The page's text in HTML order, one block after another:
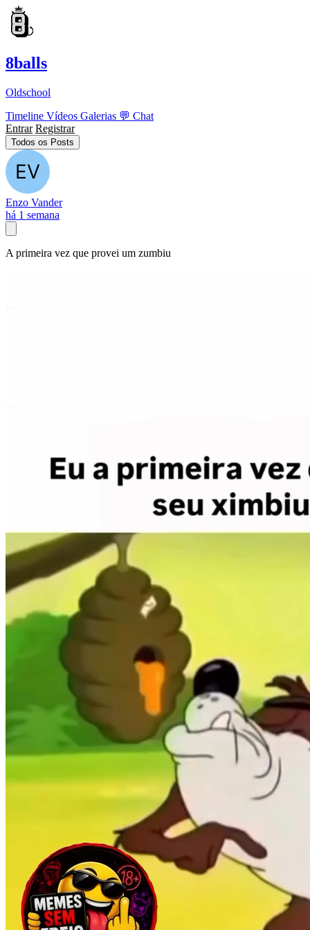
8balls
Oldschool
Timeline Vídeos Galerias 💬 Chat
Entrar Registrar
Todos os Posts
Enzo Vander
há 1 semana
A primeira vez que provei um zumbiu